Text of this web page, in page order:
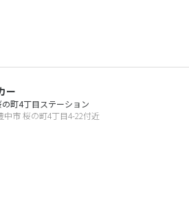
ー
町4丁目ステーション
中市 桜の町4丁目4-22付近